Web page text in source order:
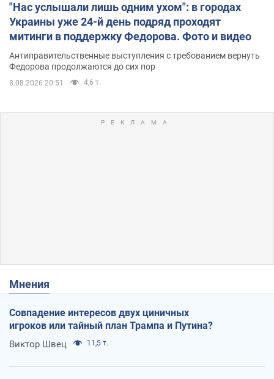
"Нас услышали лишь одним ухом": в городах
Украины уже 24-й день подряд проходят
митинги в поддержку Федорова. Фото и видео
Антиправительственные выступления с требованием вернуть
Федорова продолжаются до сих пор
8.08.2026 20:51 4,6 т.
Мнения
Совпадение интересов двух циничных
игроков или тайный план Трампа и Путина?
Виктор Швец 11,5 т.